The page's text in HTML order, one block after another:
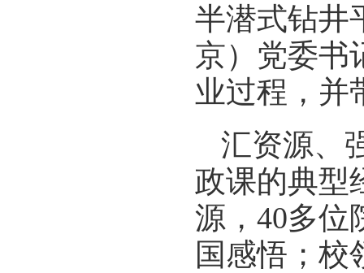
半潜式钻井
京）党委书
业过程，并
汇资源、
政课的典型
源，40多位
国感悟；校